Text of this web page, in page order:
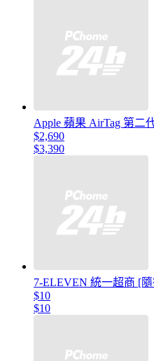
Apple 蘋果 AirTag 第二
$2,690
$3,390
7-ELEVEN 統一超商 [
$10
$10